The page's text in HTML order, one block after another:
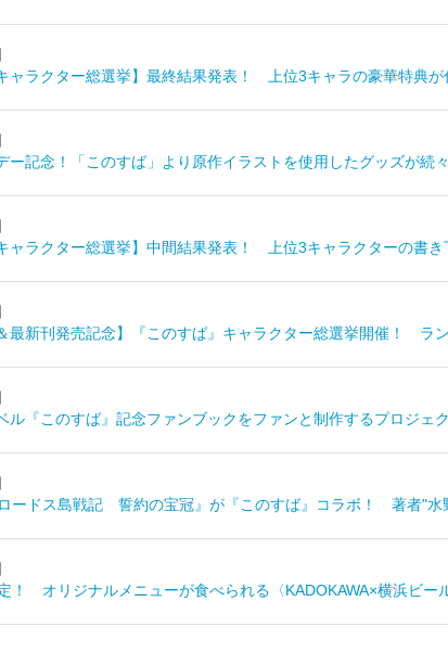
ャラクター総選挙】最終結果発表！ 上位3キャラの豪華特典
ー記念！「このすば」より原作イラストを使用したグッズが続
ャラクター総選挙】中間結果発表！ 上位3キャラクターの書
最新刊発売記念】『このすば』キャラクター総選挙開催！
ル『このすば』記念ファンブックをファンと制作するプロジェ
ードス島戦記 誓約の宝冠』が『このすば』コラボ！ 著者"水
！ オリジナルメニューが食べられる〈KADOKAWA×横浜ビー